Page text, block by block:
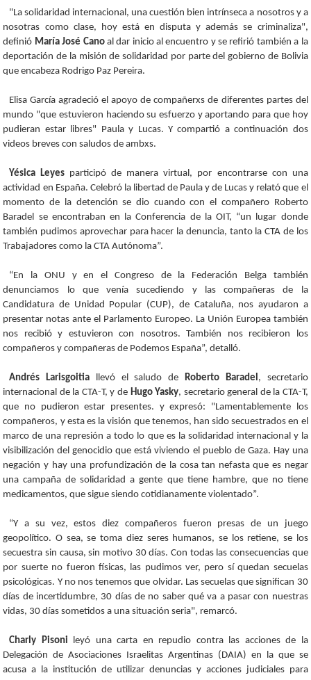
"La solidaridad internacional, una cuestión bien intrínseca a nosotros y a
nosotras como clase, hoy está en disputa y además se criminaliza",
definió María José Canoal dar inicio al encuentro y se refirió también a la
deportación de la misión de solidaridad por parte del gobierno de Bolivia
que encabeza Rodrigo Paz Pereira.
Elisa García agradeció el apoyo de compañerxs de diferentes partes del
mundo "que estuvieron haciendo su esfuerzo y aportando para que hoy
pudieran estar libres" Paula y Lucas. Y compartió a continuación dos
videos breves con saludos de ambxs.
Yésica Leyes participó de manera virtual, por encontrarse con una
actividad en España. Celebró la libertad de Paula y de Lucas y relató que el
momento de la detención se dio cuando con el compañero Roberto
Baradel se encontraban en la Conferencia de la OIT, “un lugar donde
también pudimos aprovechar para hacer la denuncia, tanto la CTA de los
Trabajadores como la CTA Autónoma”.
“En la ONU y en el Congreso de la Federación Belga también
denunciamos lo que venía sucediendo y las compañeras de la
Candidatura de Unidad Popular (CUP), de Cataluña, nos ayudaron a
presentar notas ante el Parlamento Europeo. La Unión Europea también
nos recibió y estuvieron con nosotros. También nos recibieron los
compañeros y compañeras de Podemos España”, detalló.
Andrés Larisgoitia llevó el saludo deRoberto Baradel, secretario
internacional de la CTA-T, y de Hugo Yasky, secretario general de la CTA-T,
que no pudieron estar presentes. y expresó: "Lamentablemente los
compañeros, y esta es la visión que tenemos, han sido secuestrados en el
marco de una represión a todo lo que es la solidaridad internacional y la
visibilización del genocidio que está viviendo el pueblo de Gaza. Hay una
negación y hay una profundización de la cosa tan nefasta que es negar
una campaña de solidaridad a gente que tiene hambre, que no tiene
medicamentos, que sigue siendo cotidianamente violentado”.
“Y a su vez, estos diez compañeros fueron presas de un juego
geopolítico. O sea, se toma diez seres humanos, se los retiene, se los
secuestra sin causa, sin motivo 30 días. Con todas las consecuencias que
por suerte no fueron físicas, las pudimos ver, pero sí quedan secuelas
psicológicas. Y no nos tenemos que olvidar. Las secuelas que significan 30
días de incertidumbre, 30 días de no saber qué va a pasar con nuestras
vidas, 30 días sometidos a una situación seria", remarcó.
Charly Pisoni leyó una carta en repudio contra las acciones de la
Delegación de Asociaciones Israelitas Argentinas (DAIA) en la que se
acusa a la institución de utilizar denuncias y acciones judiciales para